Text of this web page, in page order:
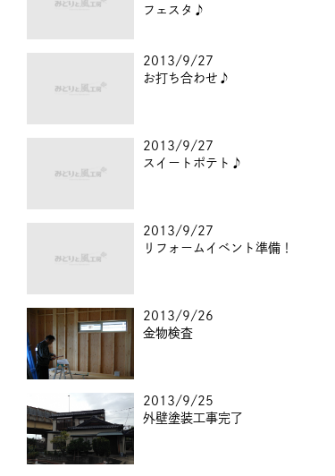
フェスタ♪
2013/9/27
お打ち合わせ♪
2013/9/27
スイートポテト♪
2013/9/27
リフォームイベント準備！
2013/9/26
金物検査
2013/9/25
外壁塗装工事完了